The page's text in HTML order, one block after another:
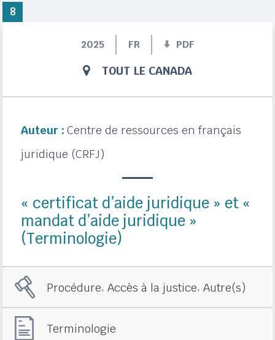
2025 FR PDF
TOUT LE CANADA
Auteur : Centre de ressources en français
juridique (CRFJ)
« certificat d’aide juridique » et «
mandat d’aide juridique »
(Terminologie)
Procédure, Accès à la justice, Autre(s)
Terminologie
8